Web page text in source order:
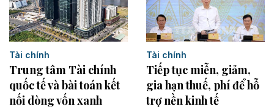
Tài chính
Trung tâm Tài chính
quốc tế và bài toán kết
nối dòng vốn xanh
Tài chính
Tiếp tục miễn, giảm,
gia hạn thuế, phí để hỗ
trợ nền kinh tế